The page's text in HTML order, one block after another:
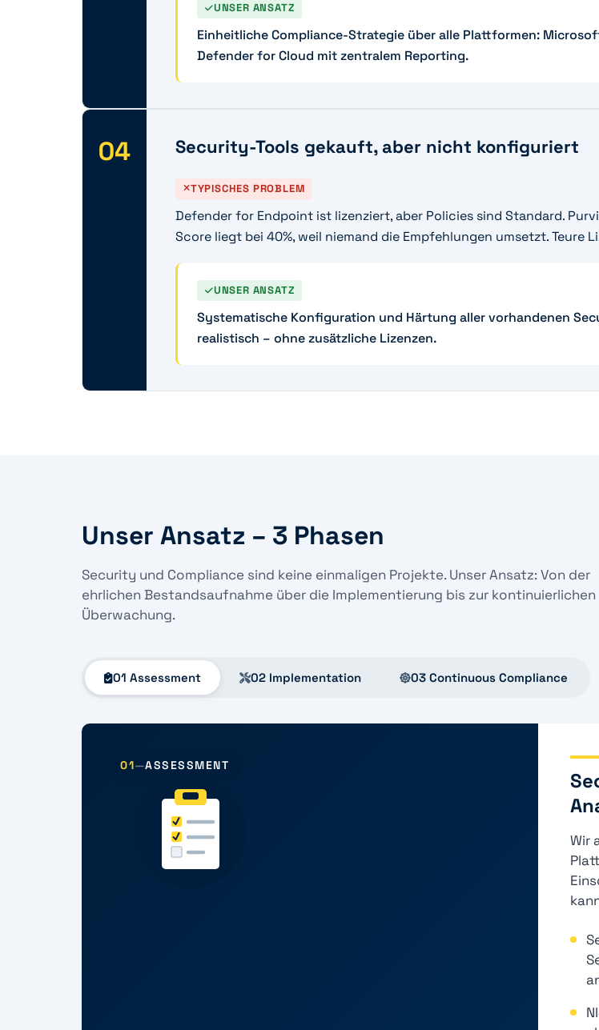
UNSER ANSATZ
Einheitliche Compliance-Strategie über alle Plattformen:
Defender for Cloud mit zentralem Reporting.
04 Security-Tools gekauft, aber nicht konfiguriert
TYPISCHES PROBLEM
Defender for Endpoint ist lizenziert, aber Policies sind Standard.
Score liegt bei 40%, weil niemand die Empfehlungen umsetzt. Teure
UNSER ANSATZ
Systematische Konfiguration und Härtung aller vorhandenen
realistisch – ohne zusätzliche Lizenzen.
Unser Ansatz – 3 Phasen
Security und Compliance sind keine einmaligen Projekte. Unser Ansatz: Von der
ehrlichen Bestandsaufnahme über die Implementierung bis zur kontinuierlichen
Überwachung.
01 Assessment 02 Implementation 03 Continuous Compliance
01—ASSESSMENT
Wir